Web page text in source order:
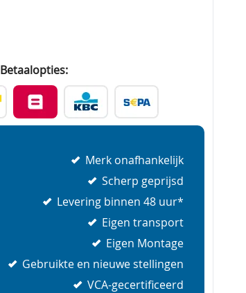
Betaalopties:
Merk onafhankelijk
Scherp geprijsd
Levering binnen 48 uur*
Eigen transport
Eigen Montage
Gebruikte en nieuwe stellingen
VCA-gecertificeerd